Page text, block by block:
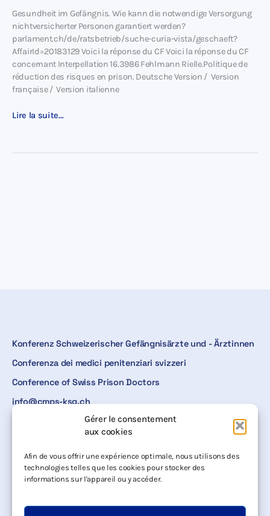
Gérer le consentement
aux cookies
Afin de vous offrir une expérience optimale, nous utilisons des
technologies telles que les cookies pour stocker des
informations sur l'appareil ou y accéder.
Gesundheit im Gefängnis. Wie kann die notwendige Versorgung
nichtversicherter Personen garantiert werden?
parlament.ch/de/ratsbetrieb/suche-curia-vista/geschaeft?
AffairId=20183129 Voici la réponse du CF Voici la réponse du CF
concernant Interpellation 16.3986 Fehlmann Rielle.Politique de
réduction des risques en prison. Deutsche Version / Version
française / Version italienne
Interpellation
18.3129
Lire la suite…
Konferenz Schweizerischer Gefängnisärzte und - Ärztinnen
Conferenza dei medici penitenziari svizzeri
Conference of Swiss Prison Doctors
info@cmps-ksg.ch
Dates
Media
Littérature